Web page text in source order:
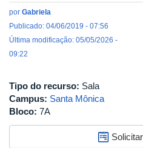
por Gabriela
Publicado: 04/06/2019 - 07:56
Última modificação: 05/05/2026 -
09:22
Tipo do recurso: Sala
Campus: Santa Mônica
Bloco: 7A